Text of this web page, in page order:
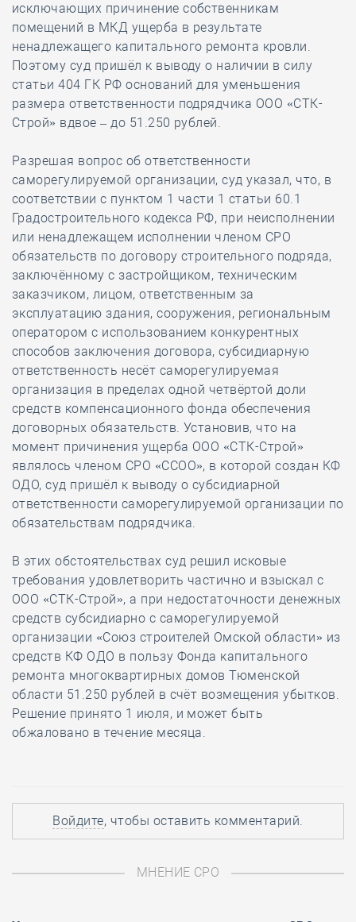
исключающих причинение собственникам
помещений в МКД ущерба в результате
ненадлежащего капитального ремонта кровли.
Поэтому суд пришёл к выводу о наличии в силу
статьи 404 ГК РФ оснований для уменьшения
размера ответственности подрядчика ООО «СТК-
Строй» вдвое – до 51.250 рублей.
Разрешая вопрос об ответственности
саморегулируемой организации, суд указал, что, в
соответствии с пунктом 1 части 1 статьи 60.1
Градостроительного кодекса РФ, при неисполнении
или ненадлежащем исполнении членом СРО
обязательств по договору строительного подряда,
заключённому с застройщиком, техническим
заказчиком, лицом, ответственным за
эксплуатацию здания, сооружения, региональным
оператором с использованием конкурентных
способов заключения договора, субсидиарную
ответственность несёт саморегулируемая
организация в пределах одной четвёртой доли
средств компенсационного фонда обеспечения
договорных обязательств. Установив, что на
момент причинения ущерба ООО «СТК-Строй»
являлось членом СРО «ССОО», в которой создан КФ
ОДО, суд пришёл к выводу о субсидиарной
ответственности саморегулируемой организации по
обязательствам подрядчика.
В этих обстоятельствах суд решил исковые
требования удовлетворить частично и взыскал с
ООО «СТК-Строй», а при недостаточности денежных
средств субсидиарно с саморегулируемой
организации «Союз строителей Омской области» из
средств КФ ОДО в пользу Фонда капитального
ремонта многоквартирных домов Тюменской
области 51.250 рублей в счёт возмещения убытков.
Решение принято 1 июля, и может быть
обжаловано в течение месяца.
Войдите, чтобы оставить комментарий.
МНЕНИЕ СРО